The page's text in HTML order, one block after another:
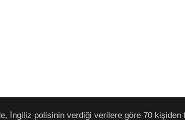
İngiliz polisinin verdiği verilere göre 70